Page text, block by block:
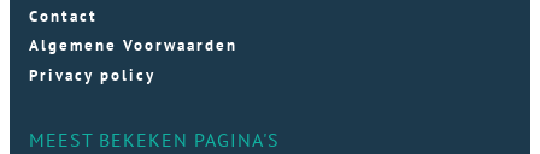
Contact
Algemene Voorwaarden
Privacy policy
MEEST BEKEKEN PAGINA'S